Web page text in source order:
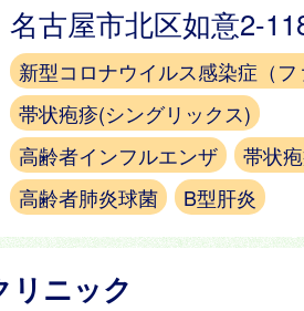
名古屋市北区如意2-
新型コロナウイルス感染症（
帯状疱疹(シングリックス)
高齢者インフルエンザ
帯状
高齢者肺炎球菌
B型肝炎
リニック